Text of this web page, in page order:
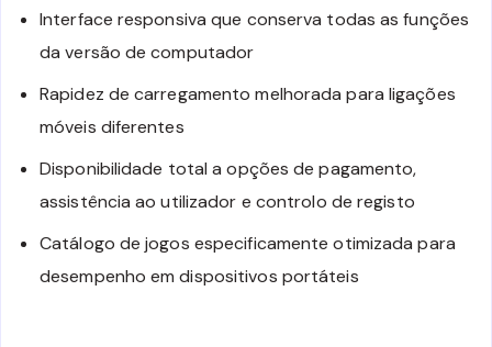
Interface responsiva que conserva todas as funções
da versão de computador
Rapidez de carregamento melhorada para ligações
móveis diferentes
Disponibilidade total a opções de pagamento,
assistência ao utilizador e controlo de registo
Catálogo de jogos especificamente otimizada para
desempenho em dispositivos portáteis